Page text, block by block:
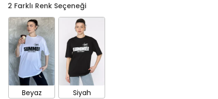
2 Farklı Renk Seçeneği
Beyaz Siyah